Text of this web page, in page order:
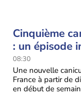
Cinquième
: un épisode
durable et
semaine
08:30
Une nouvelle
France à partir de
en début de